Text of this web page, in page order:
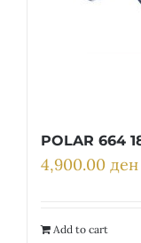
POLAR 664
4,900.00 ден
Add to cart